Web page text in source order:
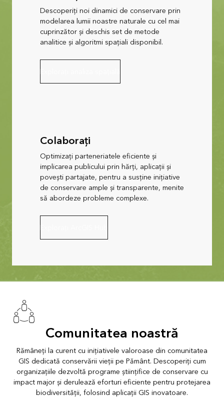
Descoperiți noi dinamici de conservare prin
modelarea lumii noastre naturale cu cel mai
cuprinzător și deschis set de metode
analitice și algoritmi spațiali disponibil.
Explorați analiza spațială
Colaborați
Optimizați parteneriatele eficiente și
implicarea publicului prin hărți, aplicații și
povești partajate, pentru a susține inițiative
de conservare ample și transparente, menite
să abordeze probleme complexe.
Explorați ArcGIS Hub
Comunitatea noastră
Rămâneți la curent cu inițiativele valoroase din comunitatea
GIS dedicată conservării vieții pe Pământ. Descoperiți cum
organizațiile dezvoltă programe științifice de conservare cu
impact major și derulează eforturi eficiente pentru protejarea
biodiversității, folosind aplicații GIS inovatoare.